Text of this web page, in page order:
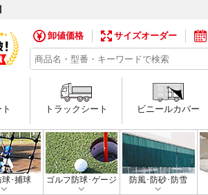
卸値価格 サイズオーダー
トラックシート ビニールカバー
球･捕球 ゴルフ防球･ゲージ 防風･防砂･防雪